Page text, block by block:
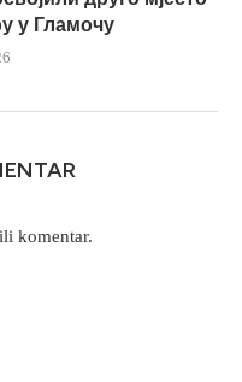
у Гламочу
komentar.